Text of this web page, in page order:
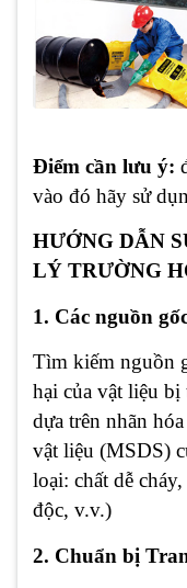
Điểm cần lưu ý:
vào đó hãy sử
HƯỚNG DẪN
LÝ TRƯỜNG
1. Các nguồn
Tìm kiếm nguồn
hại của vật liệu
dựa trên nhãn
vật liệu (MSDS)
loại: chất dễ
độc, v.v.)
2. Chuẩn bị